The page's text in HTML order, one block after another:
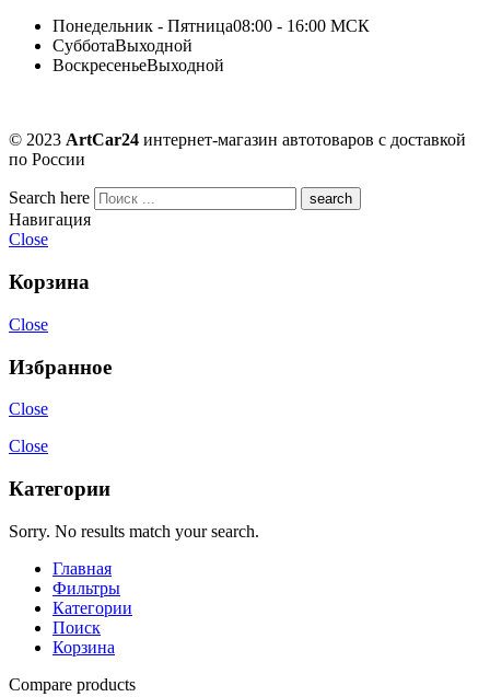
Понедельник - Пятница08:00 - 16:00 МСК
СубботаВыходной
ВоскресеньеВыходной
© 2023 ArtCar24 интернет-магазин автотоваров с доставкой
по России
Search here
Навигация
Close
Корзина
Close
Избранное
Close
Close
Категории
Sorry. No results match your search.
Главная
Фильтры
Категории
Поиск
Корзина
Compare products